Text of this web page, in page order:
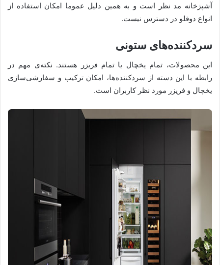
آشپزخانه مد نظر است و به همین دلیل عموما امکان استفاده از
انواع دوقلو در دسترس نیست.
سردکننده‌های ستونی
این محصولات، تمام یخچال یا تمام فریزر هستند. نکته‌ی مهم در
رابطه با این دسته از سردکننده‌ها، امکان ترکیب و سفارشی‌سازی
یخچال و فریزر مورد نظر کاربران است.